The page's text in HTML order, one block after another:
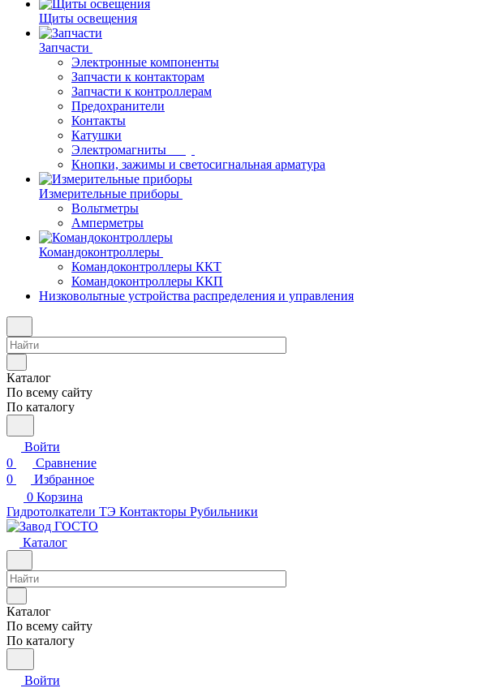
Щиты освещения
Запчасти
Электронные компоненты
Запчасти к контакторам
Запчасти к контроллерам
Предохранители
Контакты
Катушки
Электромагниты
Кнопки, зажимы и светосигнальная арматура
Измерительные приборы
Вольтметры
Амперметры
Командоконтроллеры
Командоконтроллеры ККТ
Командоконтроллеры ККП
Низковольтные устройства распределения и управления
Каталог
По всему сайту
По каталогу
Войти
0
Сравнение
0
Избранное
0 Корзина
Гидротолкатели ТЭ Контакторы Рубильники
Каталог
Каталог
По всему сайту
По каталогу
Войти